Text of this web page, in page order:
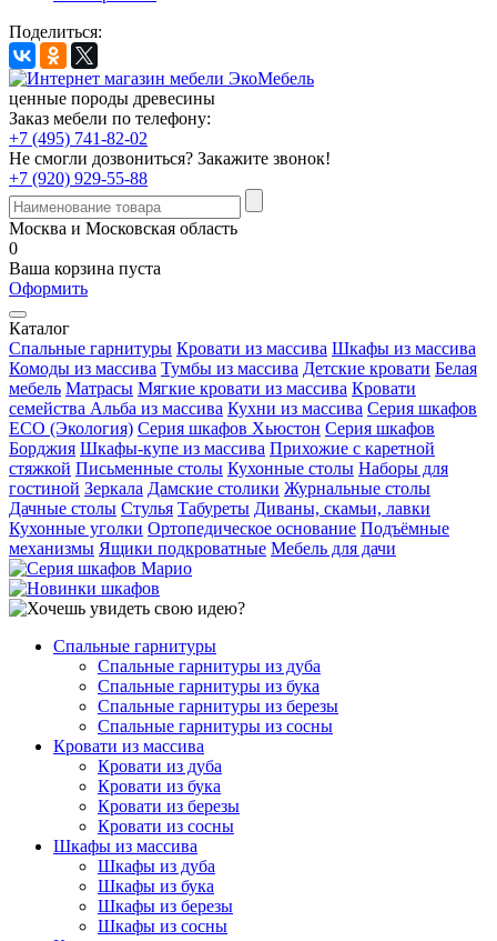
Поделиться:
ценные породы древесины
Заказ мебели по телефону:
+7 (495) 741-82-02
Не смогли дозвониться? Закажите звонок!
+7 (920) 929-55-88
Москва и Московская область
0
Ваша корзина пуста
Оформить
Каталог
Спальные гарнитуры Кровати из массива Шкафы из массива
Комоды из массива Тумбы из массива Детские кровати Белая
мебель Матрасы Мягкие кровати из массива Кровати
семейства Альба из массива Кухни из массива Серия шкафов
ECO (Экология) Серия шкафов Хьюстон Серия шкафов
Борджия Шкафы-купе из массива Прихожие с каретной
стяжкой Письменные столы Кухонные столы Наборы для
гостиной Зеркала Дамские столики Журнальные столы
Дачные столы Стулья Табуреты Диваны, скамьи, лавки
Кухонные уголки Ортопедическое основание Подъёмные
механизмы Ящики подкроватные Мебель для дачи
Спальные гарнитуры
Спальные гарнитуры из дуба
Спальные гарнитуры из бука
Спальные гарнитуры из березы
Спальные гарнитуры из сосны
Кровати из массива
Кровати из дуба
Кровати из бука
Кровати из березы
Кровати из сосны
Шкафы из массива
Шкафы из дуба
Шкафы из бука
Шкафы из березы
Шкафы из сосны